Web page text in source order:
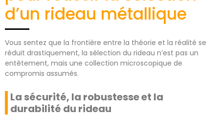
d’un rideau métallique
Vous sentez que la frontière entre la théorie et la réalité se
réduit drastiquement, la sélection du rideau n’est pas un
entêtement, mais une collection microscopique de
compromis assumés.
La sécurité, la robustesse et la
durabilité du rideau